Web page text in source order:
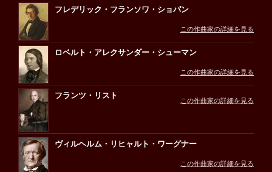
フレデリック・フランソワ・ショパン
この作曲家の詳細を見る
ロベルト・アレクサンダー・シューマン
この作曲家の詳細を見る
フランツ・リスト
この作曲家の詳細を見る
ヴィルヘルム・リヒャルト・ワーグナー
この作曲家の詳細を見る